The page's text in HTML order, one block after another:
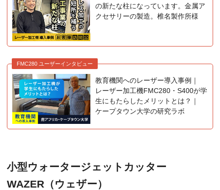
の新たな柱になっています。金属ア
クセサリーの製造。椎名製作所様
FMC280 ユーザーインタビュー
教育機関へのレーザー導入事例｜
レーザー加工機FMC280・S400が学
生にもたらしたメリットとは？｜
ケープタウン大学の研究ラボ
小型ウォータージェットカッター
WAZER（ウェザー）